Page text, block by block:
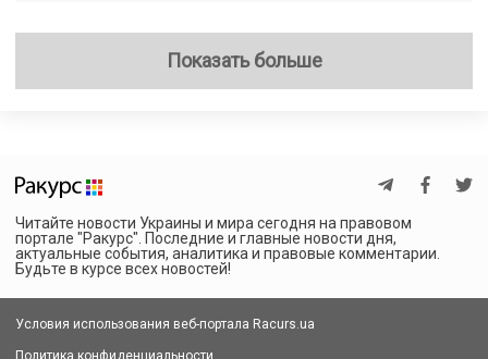
Показать больше
Читайте новости Украины и мира сегодня на правовом
портале "Ракурс". Последние и главные новости дня,
актуальные события, аналитика и правовые комментарии.
Будьте в курсе всех новостей!
Условия использования веб-портала Racurs.ua
Политика конфиденциальности